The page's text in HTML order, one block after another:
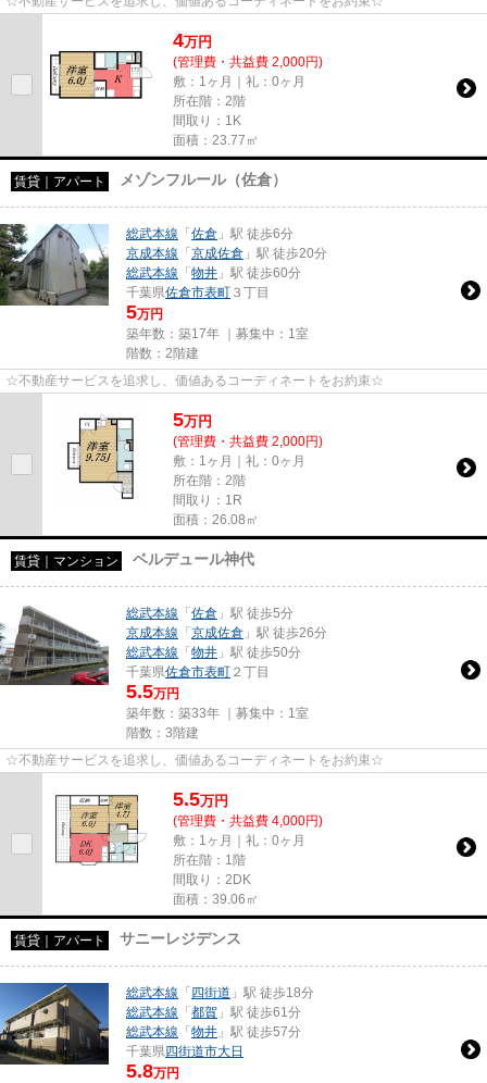
4万円
(管理費・共益費 2,000円)
敷：1ヶ月｜礼：0ヶ月
所在階：2階
間取り：1K
面積：23.77㎡
賃貸｜アパート メゾンフルール（佐倉）
総武本線 「佐倉 」駅 徒歩6分
京成本線 「京成佐倉 」駅 徒歩20分
総武本線 「物井 」駅 徒歩60分
千葉県佐倉市表町 ３丁目
5万円
築年数：築17年 ｜募集中： 1室
階数：2階建
☆不動産サービスを追求し、価値あるコーディネートをお約束☆
5万円
(管理費・共益費 2,000円)
敷：1ヶ月｜礼：0ヶ月
所在階：2階
間取り：1R
面積：26.08㎡
賃貸｜マンション ベルデュール神代
総武本線 「佐倉 」駅 徒歩5分
京成本線 「京成佐倉 」駅 徒歩26分
総武本線 「物井 」駅 徒歩50分
千葉県佐倉市表町 ２丁目
5.5万円
築年数：築33年 ｜募集中： 1室
階数：3階建
☆不動産サービスを追求し、価値あるコーディネートをお約束☆
5.5万円
(管理費・共益費 4,000円)
敷：1ヶ月｜礼：0ヶ月
所在階：1階
間取り：2DK
面積：39.06㎡
賃貸｜アパート サニーレジデンス
総武本線 「四街道 」駅 徒歩18分
総武本線 「都賀 」駅 徒歩61分
総武本線 「物井 」駅 徒歩57分
千葉県四街道市大日
5.8万円